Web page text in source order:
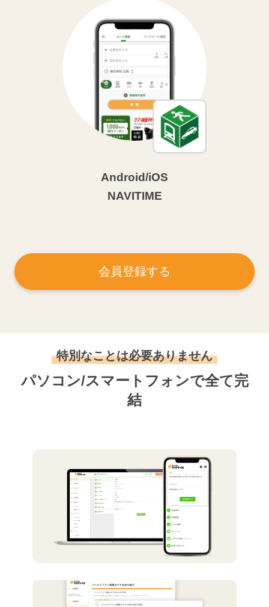
Android/iOS
NAVITIME
会員登録する
特別なことは必要ありません
パソコン/スマートフォンで全て完
結